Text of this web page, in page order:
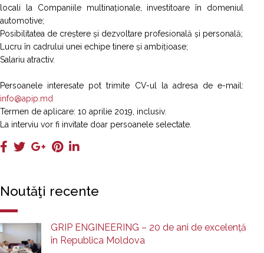
locali la Companiile multinaționale, investitoare în domeniul
automotive;
Posibilitatea de creștere și dezvoltare profesională și personală;
Lucru în cadrului unei echipe tinere și ambițioase;
Salariu atractiv.
Persoanele interesate pot trimite CV-ul la adresa de e-mail:
info@apip.md
Termen de aplicare: 10 aprilie 2019, inclusiv.
La interviu vor fi invitate doar persoanele selectate.
Noutăţi recente
GRIP ENGINEERING – 20 de ani de excelență
în Republica Moldova